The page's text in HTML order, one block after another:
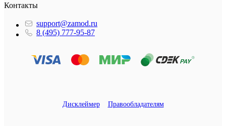
Контакты
support@zamod.ru
8 (495) 777-95-87
Дисклеймер Правообладателям